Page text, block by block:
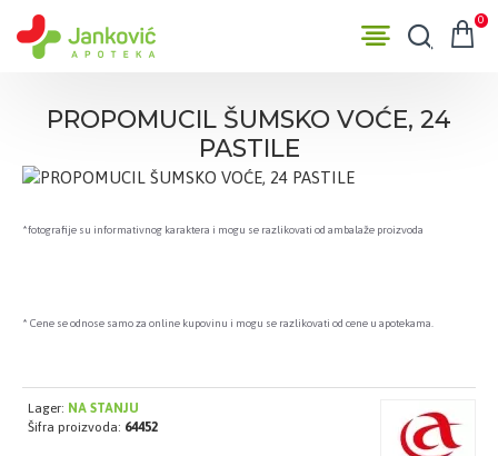
0
PROPOMUCIL ŠUMSKO VOĆE, 24
PASTILE
*fotografije su informativnog karaktera i mogu se razlikovati od ambalaže proizvoda
* Cene se odnose samo za online kupovinu i mogu se razlikovati od cene u apotekama.
Lager: NA STANJU
Šifra proizvoda: 64452